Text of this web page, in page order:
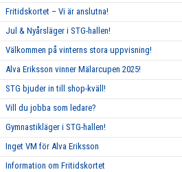
Fritidskortet – Vi är anslutna!
Jul & Nyårsläger i STG-hallen!
Välkommen på vinterns stora uppvisning!
Alva Eriksson vinner Mälarcupen 2025!
STG bjuder in till shop-kväll!
Vill du jobba som ledare?
Gymnastikläger i STG-hallen!
Inget VM för Alva Eriksson
Information om Fritidskortet